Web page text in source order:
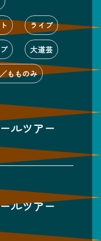
ライブ
大道芸
もものみ
ルツアー
ルツアー